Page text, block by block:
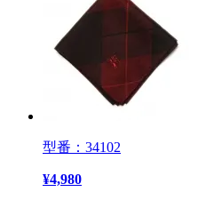
型番：34102
¥4,980